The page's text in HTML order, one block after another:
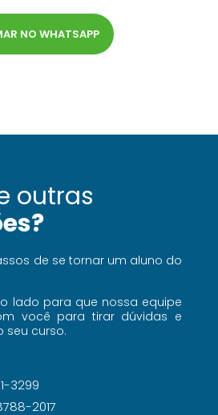
NO WHATSAPP
outras
de se tornar um aluno do
lado para que nossa equipe
você para tirar dúvidas e
seu curso.
3299
2017